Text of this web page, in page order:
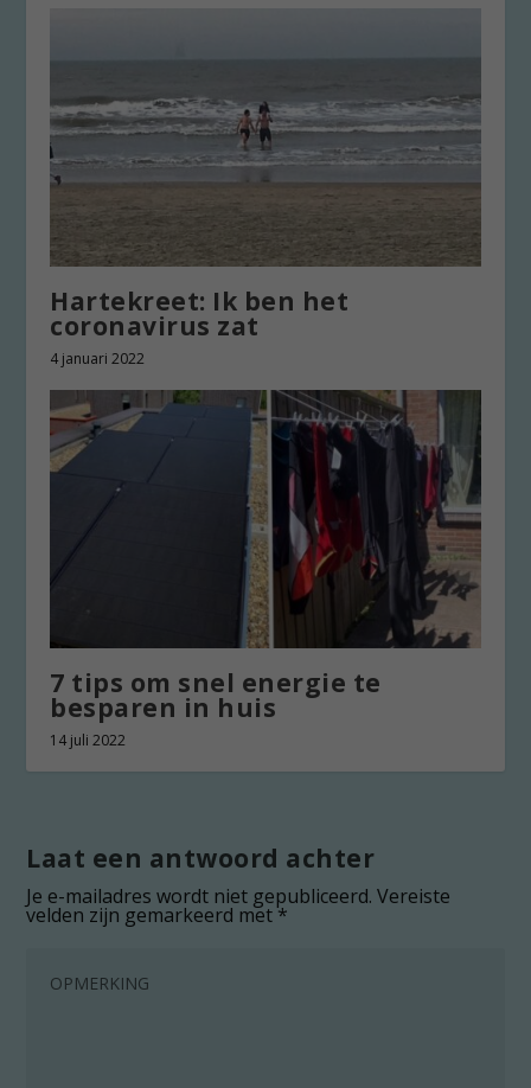
Hartekreet: Ik ben het
coronavirus zat
4 januari 2022
7 tips om snel energie te
besparen in huis
14 juli 2022
Laat een antwoord achter
Je e-mailadres wordt niet gepubliceerd. Vereiste
velden zijn gemarkeerd met*